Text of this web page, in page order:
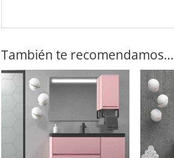
También te recomendamos…